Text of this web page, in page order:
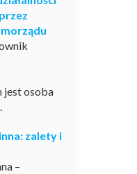
jest osoba
zalety i
–